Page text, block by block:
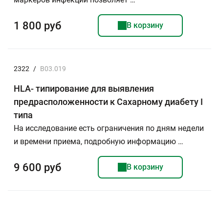
1 800 руб В корзину
2322 / B03.019
HLA- типирование для выявления
предрасположенности к Сахарному диабету I
типа
На исследование есть ограничения по дням недели
и времени приема, подробную информацию …
9 600 руб В корзину